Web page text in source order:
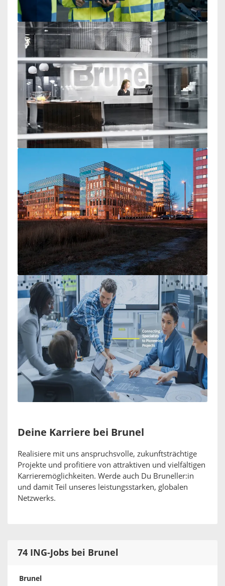
Deine Karriere bei Brunel
Realisiere mit uns anspruchsvolle, zukunftsträchtige
Projekte und profitiere von attraktiven und vielfältigen
Karrieremöglichkeiten. Werde auch Du Bruneller:in
und damit Teil unseres leistungsstarken, globalen
Netzwerks.
74 ING-Jobs bei Brunel
Brunel